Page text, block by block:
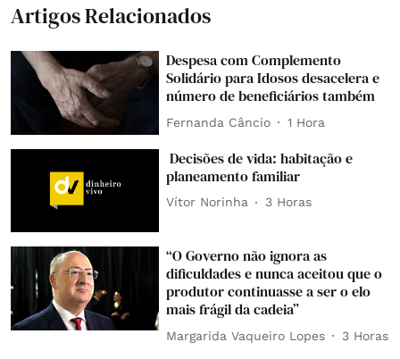
Artigos Relacionados
Despesa com Complemento
Solidário para Idosos desacelera e
número de beneficiários também
Fernanda Câncio 1 Hora
Decisões de vida: habitação e
planeamento familiar
Vítor Norinha 3 Horas
“O Governo não ignora as
dificuldades e nunca aceitou que o
produtor continuasse a ser o elo
mais frágil da cadeia”
Margarida Vaqueiro Lopes 3 Horas